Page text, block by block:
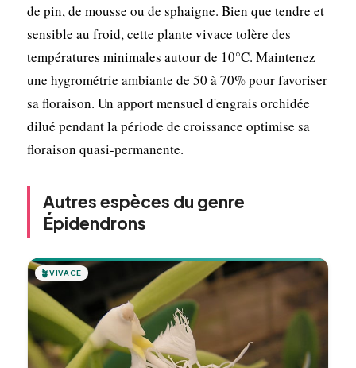
de pin, de mousse ou de sphaigne. Bien que tendre et
sensible au froid, cette plante vivace tolère des
températures minimales autour de 10°C. Maintenez
une hygrométrie ambiante de 50 à 70% pour favoriser
sa floraison. Un apport mensuel d'engrais orchidée
dilué pendant la période de croissance optimise sa
floraison quasi-permanente.
Autres espèces du genre
Épidendrons
🪴VIVACE